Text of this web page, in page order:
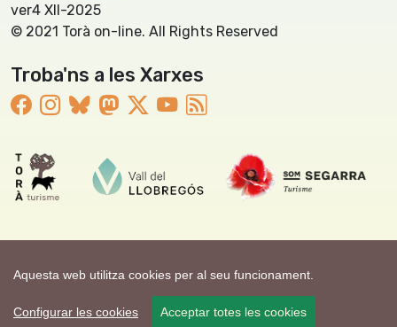
Aquesta web utilitza cookies per al seu funcionament.
Configurar les cookies Acceptar totes les cookies
ver4 XII-2025
© 2021 Torà on-line. All Rights Reserved
Troba'ns a les Xarxes